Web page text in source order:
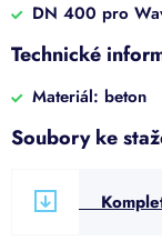
DN 400 pro
Technické
Materiál: beton
Soubory ke